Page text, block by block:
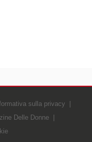
sulla privacy
Delle Donne